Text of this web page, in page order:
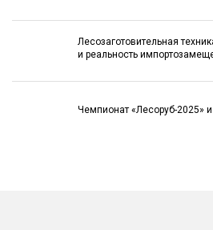
Лесозаготовительная
и реальность
Чемпионат «Лесоруб-2025»